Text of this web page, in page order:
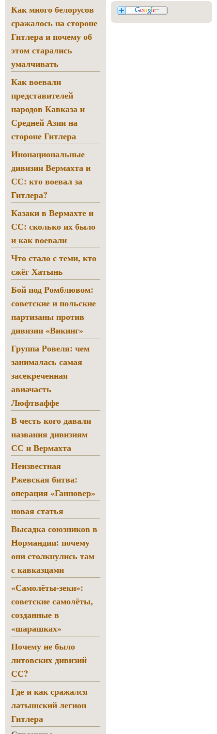
Как много белорусов
сражалось на стороне
Гитлера и почему об
этом старались
умалчивать
Как воевали
представителей
народов Кавказа и
Средней Азии на
стороне Гитлера
Инонациональные
дивизии Вермахта и
СС: кто воевал за
Гитлера?
Казаки в Вермахте и
СС: сколько их было
и как воевали
Что стало с теми, кто
сжёг Хатынь
Бой под Ромблювом:
советские и польские
партизаны против
дивизии «Викинг»
Группа Ровеля: чем
занималась самая
засекреченная
авиачасть
Люфтваффе
В честь кого давали
названия дивизиям
СС и Вермахта
Неизвестная
Ржевская битва:
операция «Ганновер»
новая статья
Высадка союзников в
Нормандии: почему
они столкнулись там
с кавказцами
«Самолёты-зеки»:
советские самолёты,
созданные в
«шарашках»
Почему не было
литовских дивизий
СС?
Где и как сражался
латышский легион
Гитлера